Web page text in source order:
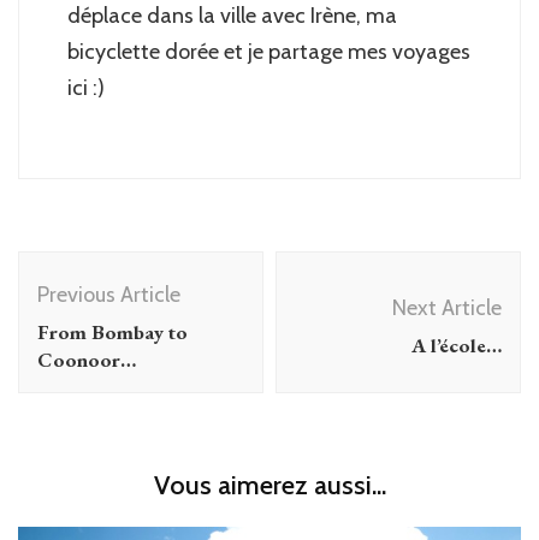
déplace dans la ville avec Irène, ma
bicyclette dorée et je partage mes voyages
ici :)
Navigation
Previous Article
From Bombay to
Coonoor…
Next Article
A l’école…
Vous aimerez aussi...